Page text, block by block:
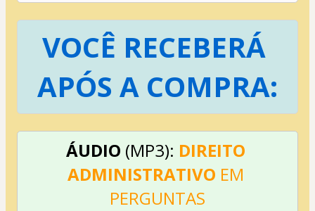
VOCÊ RECEBERÁ
APÓS A COMPRA:
ÁUDIO (MP3): DIREITO
ADMINISTRATIVO EM
PERGUNTAS